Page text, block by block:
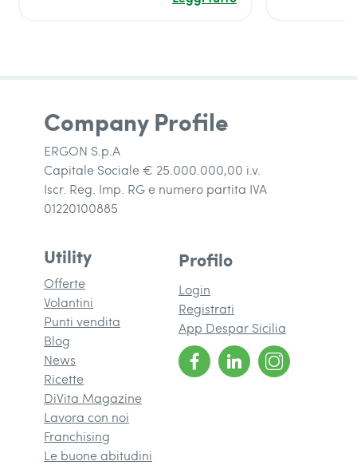
Company Profile
ERGON S.p.A
Capitale Sociale € 25.000.000,00 i.v.
Iscr. Reg. Imp. RG e numero partita IVA
01220100885
Utility
Offerte
Volantini
Punti vendita
Blog
News
Ricette
DiVita Magazine
Lavora con noi
Franchising
Le buone abitudini
Profilo
Login
Registrati
App Despar Sicilia